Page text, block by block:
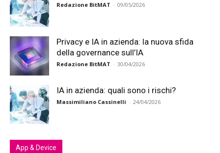
Redazione BitMAT - 09/05/2026
Privacy e IA in azienda: la nuova sfida
della governance sull’IA
Redazione BitMAT - 30/04/2026
IA in azienda: quali sono i rischi?
Massimiliano Cassinelli - 24/04/2026
App & Device